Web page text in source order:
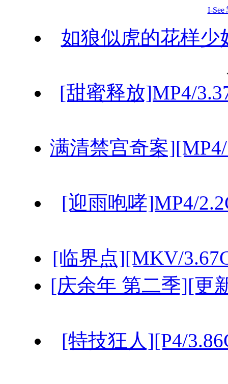
I-See
如狼似虎的花样
[甜蜜释放]MP4/
满清禁宫奇案
[迎雨咆哮]MP4/
[临界点][MKV/
[庆余年 第二季][更
[特技狂人][P4/